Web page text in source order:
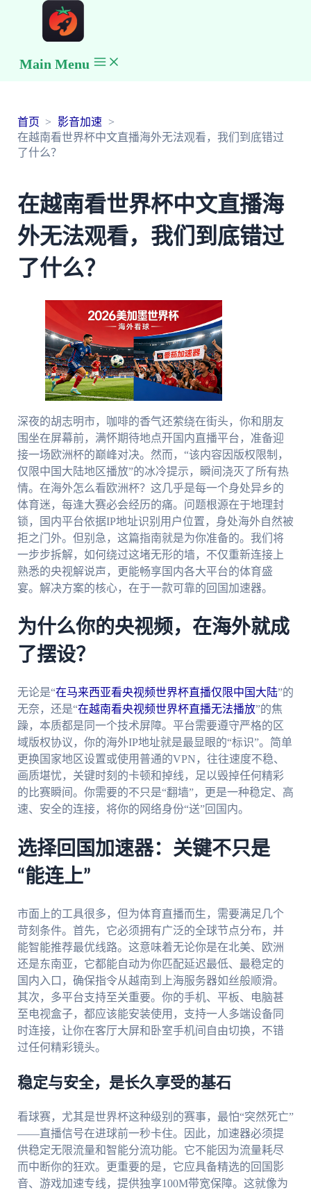
Main Menu
首页
影音加速
在越南看世界杯中文直播海外无法观看，我们到底错过
了什么？
在越南看世界杯中文直播海
外无法观看，我们到底错过
了什么？
深夜的胡志明市，咖啡的香气还萦绕在街头，你和朋友
围坐在屏幕前，满怀期待地点开国内直播平台，准备迎
接一场欧洲杯的巅峰对决。然而，“该内容因版权限制，
仅限中国大陆地区播放”的冰冷提示，瞬间浇灭了所有热
情。在海外怎么看欧洲杯？这几乎是每一个身处异乡的
体育迷，每逢大赛必会经历的痛。问题根源在于地理封
锁，国内平台依据IP地址识别用户位置，身处海外自然被
拒之门外。但别急，这篇指南就是为你准备的。我们将
一步步拆解，如何绕过这堵无形的墙，不仅重新连接上
熟悉的央视解说声，更能畅享国内各大平台的体育盛
宴。解决方案的核心，在于一款可靠的回国加速器。
为什么你的央视频，在海外就成
了摆设？
无论是“在马来西亚看央视频世界杯直播仅限中国大陆”的
无奈，还是“在越南看央视频世界杯直播无法播放”的焦
躁，本质都是同一个技术屏障。平台需要遵守严格的区
域版权协议，你的海外IP地址就是最显眼的“标识”。简单
更换国家地区设置或使用普通的VPN，往往速度不稳、
画质堪忧，关键时刻的卡顿和掉线，足以毁掉任何精彩
的比赛瞬间。你需要的不只是“翻墙”，更是一种稳定、高
速、安全的连接，将你的网络身份“送”回国内。
选择回国加速器：关键不只是
“能连上”
市面上的工具很多，但为体育直播而生，需要满足几个
苛刻条件。首先，它必须拥有广泛的全球节点分布，并
能智能推荐最优线路。这意味着无论你是在北美、欧洲
还是东南亚，它都能自动为你匹配延迟最低、最稳定的
国内入口，确保指令从越南到上海服务器如丝般顺滑。
其次，多平台支持至关重要。你的手机、平板、电脑甚
至电视盒子，都应该能安装使用，支持一人多端设备同
时连接，让你在客厅大屏和卧室手机间自由切换，不错
过任何精彩镜头。
稳定与安全，是长久享受的基石
看球赛，尤其是世界杯这种级别的赛事，最怕“突然死亡”
——直播信号在进球前一秒卡住。因此，加速器必须提
供稳定无限流量和智能分流功能。它不能因为流量耗尽
而中断你的狂欢。更重要的是，它应具备精选的回国影
音、游戏加速专线，提供独享100M带宽保障。这就像为